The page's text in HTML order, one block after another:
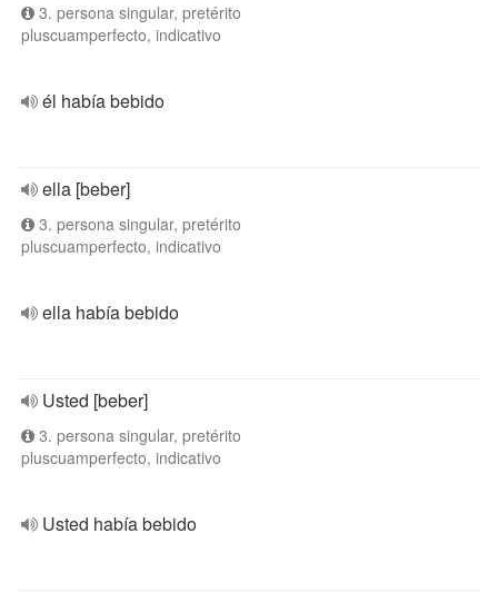
3. persona singular, pretérito
pluscuamperfecto, indicativo
él había bebido
ella [beber]
3. persona singular, pretérito
pluscuamperfecto, indicativo
ella había bebido
Usted [beber]
3. persona singular, pretérito
pluscuamperfecto, indicativo
Usted había bebido